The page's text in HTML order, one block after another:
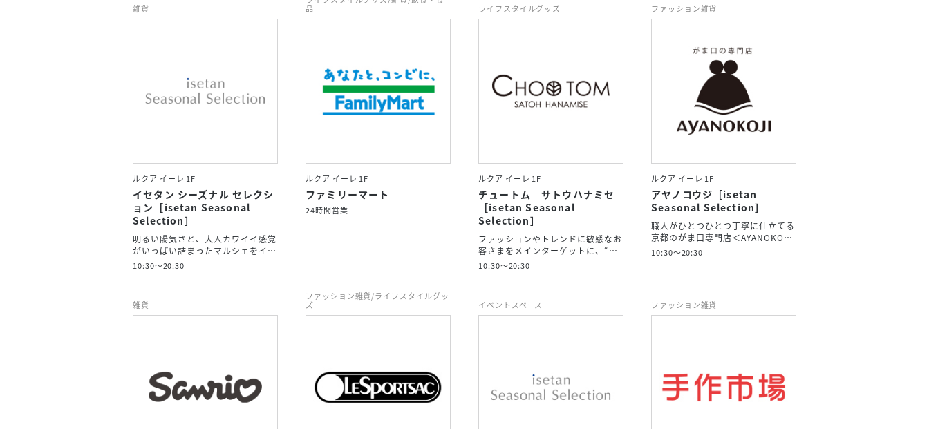
雑貨
ルクア イーレ 1F
イセタン シーズナル セレクシ
ョン［isetan Seasonal
Selection］
明るい陽気さと、大人カワイイ感覚
がいっぱい詰まったマルシェをイ…
10:30～20:30
品
ルクア イーレ 1F
ファミリーマート
24時間営業
ライフスタイルグッズ
ルクア イーレ 1F
チュートム サトウハナミセ
［isetan Seasonal
Selection］
ファッションやトレンドに敏感なお
客さまをメインターゲットに、“…
10:30～20:30
ファッション雑貨
ルクア イーレ 1F
アヤノコウジ［isetan
Seasonal Selection］
職人がひとつひとつ丁寧に仕立てる
京都のがま口専門店＜AYANOKO…
10:30～20:30
雑貨
ファッション雑貨/ライフスタイルグッ
ズ
イベントスペース ファッション雑貨